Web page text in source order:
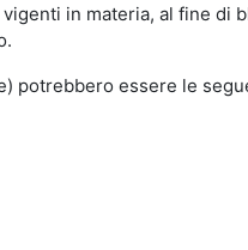
in materia, al fine di
potrebbero essere le